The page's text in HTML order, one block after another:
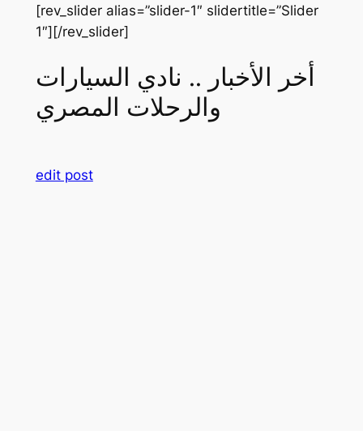
[rev_slider alias=”slider-1″ slidertitle=”Slider
1″][/rev_slider]
أخر الأخبار .. نادي السيارات
والرحلات المصري
edit post